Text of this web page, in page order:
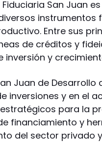
Fiduciaria San Juan
instrumentos
Entre sus
de créditos y
inversión y
Juan de
inversiones y en el
para la
financiamiento y
del sector privado